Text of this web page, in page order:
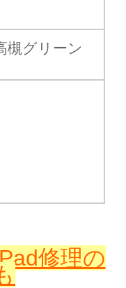
グリーン
修理の